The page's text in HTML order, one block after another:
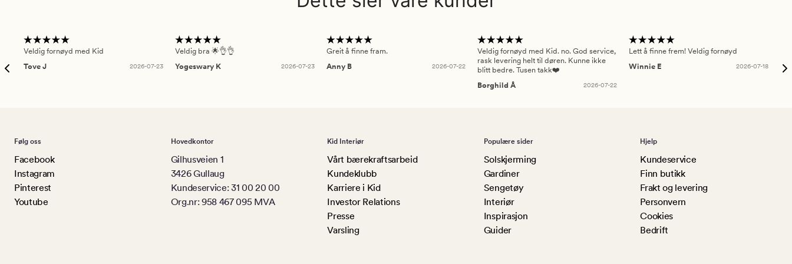
Veldig fornøyd med Kid
Tove J
2026-07-23
Veldig bra 🌟👌👌
Yogeswary K
2026-07-23
Greit å finne fram.
Anny B
2026-07-22
Veldig fornøyd med Kid. no. God service,
rask levering helt til døren. Kunne ikke
blitt bedre. Tusen takk❤️
Borghild Å
2026-07-22
Lett å finne frem! Veldig fornøyd
Winnie E
2026-07-18
Følg oss
Facebook
Instagram
Pinterest
Youtube
Hovedkontor
Gilhusveien 1
3426 Gullaug
Kundeservice: 31 00 20 00
Org.nr: 958 467 095 MVA
Kid Interiør
Vårt bærekraftsarbeid
Kundeklubb
Karriere i Kid
Investor Relations
Presse
Varsling
Populære sider
Solskjerming
Gardiner
Sengetøy
Interiør
Inspirasjon
Guider
Hjelp
Kundeservice
Finn butikk
Frakt og levering
Personvern
Cookies
Bedrift